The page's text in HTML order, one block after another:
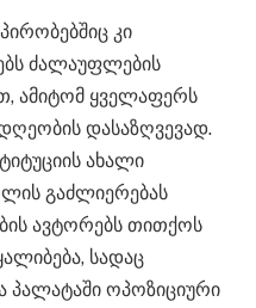
კი
ძალაუფლების
ამიტომ ყველაფერს
დასაზღვევად.
ახალი
გაძლიერებას
ავტორებს თითქოს
სადაც
პალატაში ოპოზიციური